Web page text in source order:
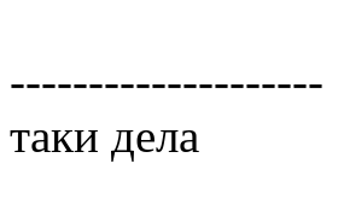
--------------------
таки дела